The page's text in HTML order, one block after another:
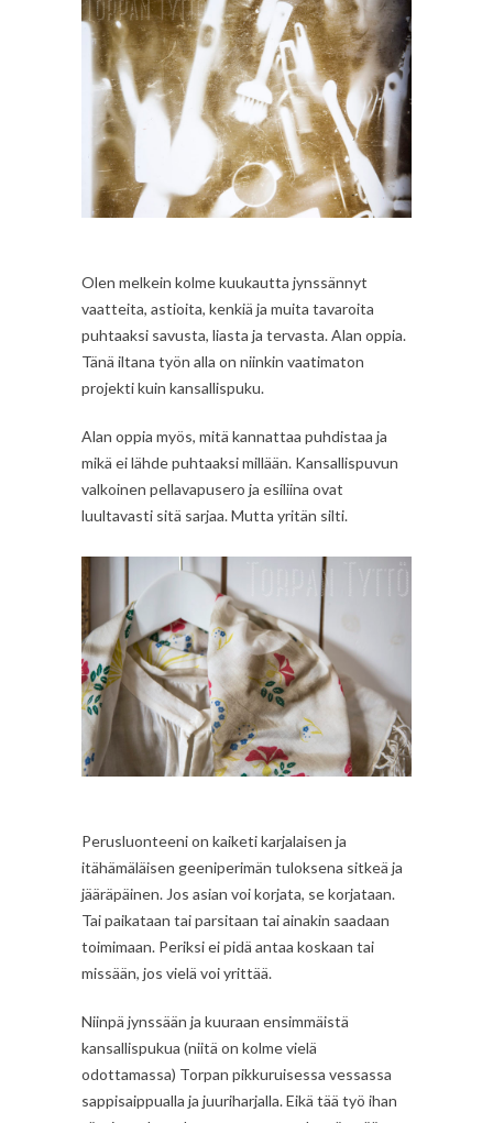
Olen melkein kolme kuukautta jynssännyt
vaatteita, astioita, kenkiä ja muita tavaroita
puhtaaksi savusta, liasta ja tervasta. Alan oppia.
Tänä iltana työn alla on niinkin vaatimaton
projekti kuin kansallispuku.
Alan oppia myös, mitä kannattaa puhdistaa ja
mikä ei lähde puhtaaksi millään. Kansallispuvun
valkoinen pellavapusero ja esiliina ovat
luultavasti sitä sarjaa. Mutta yritän silti.
Perusluonteeni on kaiketi karjalaisen ja
itähämäläisen geeniperimän tuloksena sitkeä ja
jääräpäinen. Jos asian voi korjata, se korjataan.
Tai paikataan tai parsitaan tai ainakin saadaan
toimimaan. Periksi ei pidä antaa koskaan tai
missään, jos vielä voi yrittää.
Niinpä jynssään ja kuuraan ensimmäistä
kansallispukua (niitä on kolme vielä
odottamassa) Torpan pikkuruisessa vessassa
sappisaippualla ja juuriharjalla. Eikä tää työ ihan